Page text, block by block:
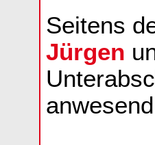
Seitens
Jürgen